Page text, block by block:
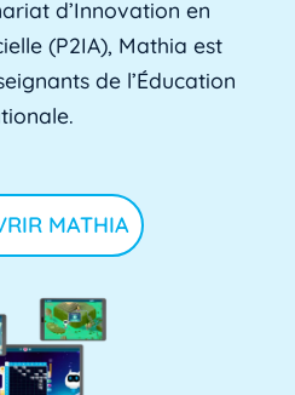
d’Innovation en
(P2IA), Mathia est
de l’Éducation
MATHIA